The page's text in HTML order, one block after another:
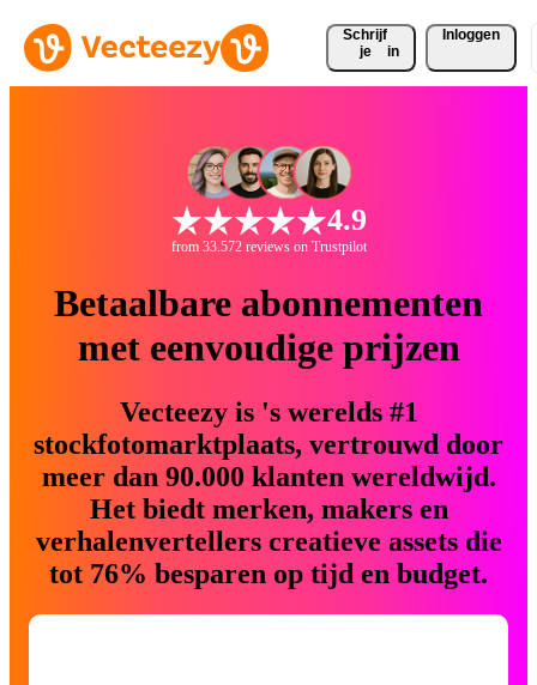
Schrijf
je
in
Inloggen
4.9
from 33.572 reviews on Trustpilot
Betaalbare abonnementen
met eenvoudige prijzen
Vecteezy is 's werelds #1
stockfotomarktplaats, vertrouwd door
meer dan 90.000 klanten wereldwijd.
Het biedt merken, makers en
verhalenvertellers creatieve assets die
tot 76% besparen op tijd en budget.